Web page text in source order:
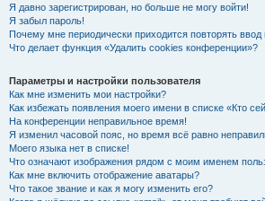
Я давно зарегистрирован, но больше не могу войти!
Я забыл пароль!
Почему мне периодически приходится повторять
Что делает функция «Удалить cookies конференции»?
Параметры и настройки пользователя
Как мне изменить мои настройки?
Как избежать появления моего имени в списке «Кто
На конференции неправильное время!
Я изменил часовой пояс, но время всё равно
Моего языка нет в списке!
Что означают изображения рядом с моим именем
Как мне включить отображение аватары?
Что такое звание и как я могу изменить его?